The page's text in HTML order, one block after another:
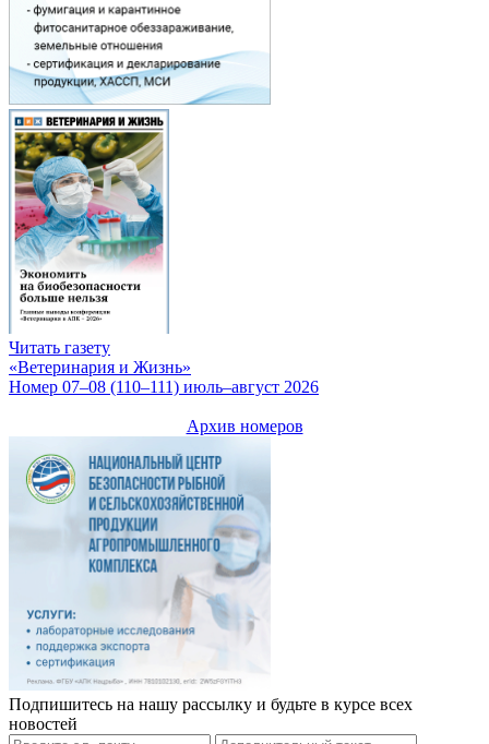
Читать газету
«Ветеринария и Жизнь»
Номер 07–08 (110–111) июль–август 2026
Архив номеров
Подпишитесь на нашу рассылку и будьте в курсе всех
новостей